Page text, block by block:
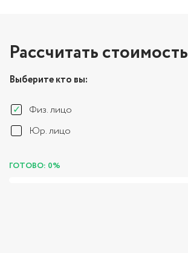
Рассчитать стоимость
Выберите кто вы:
Физ. лицо
Юр. лицо
ГОТОВО: 0%